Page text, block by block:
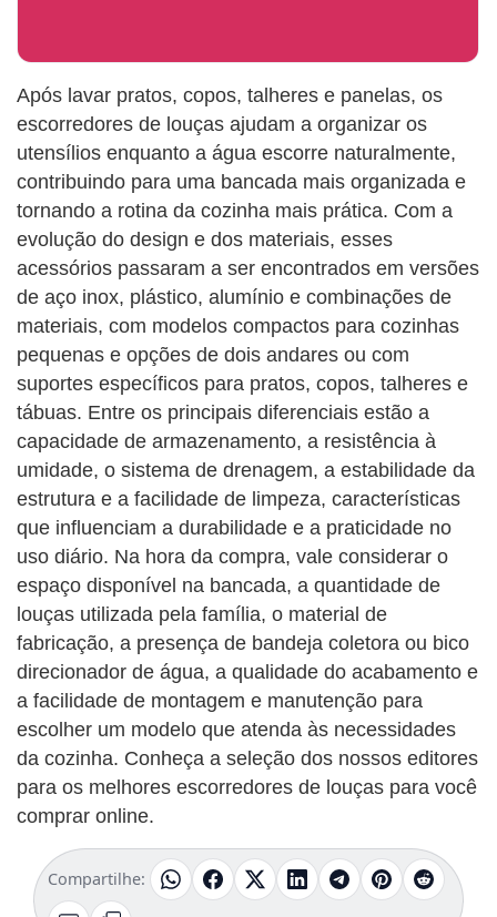
Após lavar pratos, copos, talheres e panelas, os
escorredores de louças ajudam a organizar os
utensílios enquanto a água escorre naturalmente,
contribuindo para uma bancada mais organizada e
tornando a rotina da cozinha mais prática. Com a
evolução do design e dos materiais, esses
acessórios passaram a ser encontrados em versões
de aço inox, plástico, alumínio e combinações de
materiais, com modelos compactos para cozinhas
pequenas e opções de dois andares ou com
suportes específicos para pratos, copos, talheres e
tábuas. Entre os principais diferenciais estão a
capacidade de armazenamento, a resistência à
umidade, o sistema de drenagem, a estabilidade da
estrutura e a facilidade de limpeza, características
que influenciam a durabilidade e a praticidade no
uso diário. Na hora da compra, vale considerar o
espaço disponível na bancada, a quantidade de
louças utilizada pela família, o material de
fabricação, a presença de bandeja coletora ou bico
direcionador de água, a qualidade do acabamento e
a facilidade de montagem e manutenção para
escolher um modelo que atenda às necessidades
da cozinha. Conheça a seleção dos nossos editores
para os melhores escorredores de louças para você
comprar online.
Compartilhe: